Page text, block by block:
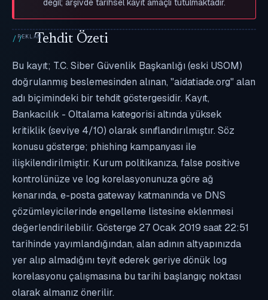
Tehdit Özeti
Bu kayıt; T.C. Siber Güvenlik Başkanlığı (eski USOM)
doğrulanmış beslemesinden alınan, "aidatiade.org" alan
adı biçimindeki bir tehdit göstergesidir. Kayıt,
Bankacılık - Oltalama kategorisi altında yüksek
kritiklik (seviye 4/10) olarak sınıflandırılmıştır. Söz
konusu gösterge; phishing kampanyası ile
ilişkilendirilmiştir. Kurum politikanıza, false positive
kontrolünüze ve log korelasyonunuza göre ağ
kenarında, e-posta gateway katmanında ve DNS
çözümleyicilerinde engelleme listesine eklenmesi
değerlendirilebilir. Gösterge 27 Ocak 2019 saat 22:51
tarihinde yayımlandığından, alan adının altyapınızda
yer alıp almadığını teyit ederek geriye dönük log
korelasyonu çalışmasına bu tarihi başlangıç noktası
olarak almanız önerilir.